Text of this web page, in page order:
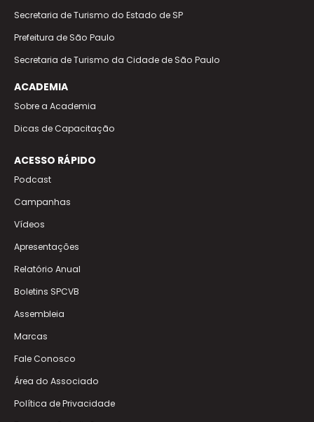
Secretaria de Turismo do Estado de SP
Prefeitura de São Paulo
Secretaria de Turismo da Cidade de São Paulo
ACADEMIA
Sobre a Academia
Dicas de Capacitação
ACESSO RÁPIDO
Podcast
Campanhas
Vídeos
Apresentações
Relatório Anual
Boletins SPCVB
Assembleia
Marcas
Fale Conosco
Área do Associado
Política de Privacidade